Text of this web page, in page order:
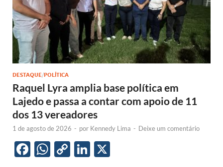
DESTAQUE/POLÍTICA
Raquel Lyra amplia base política em
Lajedo e passa a contar com apoio de 11
dos 13 vereadores
1 de agosto de 2026 - por Kennedy Lima - Deixe um comentário
F
W C
Li